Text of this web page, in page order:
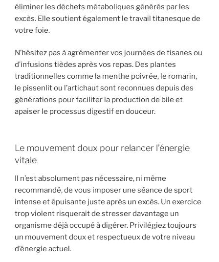
éliminer les déchets métaboliques générés par les
excès. Elle soutient également le travail titanesque de
votre foie.
N’hésitez pas à agrémenter vos journées de tisanes ou
d’infusions tièdes après vos repas. Des plantes
traditionnelles comme la menthe poivrée, le romarin,
le pissenlit ou l’artichaut sont reconnues depuis des
générations pour faciliter la production de bile et
apaiser le processus digestif en douceur.
Le mouvement doux pour relancer l’énergie
vitale
Il n’est absolument pas nécessaire, ni même
recommandé, de vous imposer une séance de sport
intense et épuisante juste après un excès. Un exercice
trop violent risquerait de stresser davantage un
organisme déjà occupé à digérer. Privilégiez toujours
un mouvement doux et respectueux de votre niveau
d’énergie actuel.